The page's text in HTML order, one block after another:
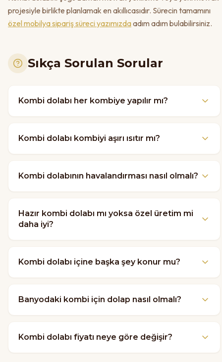
projesiyle birlikte planlamak en akıllıcasıdır. Sürecin tamamını
özel mobilya sipariş süreci yazımızdaadım adım bulabilirsiniz.
Sıkça Sorulan Sorular
Kombi dolabı her kombiye yapılır mı?
Kombi dolabı kombiyi aşırı ısıtır mı?
Kombi dolabının havalandırması nasıl olmalı?
Hazır kombi dolabı mı yoksa özel üretim mi
daha iyi?
Kombi dolabı içine başka şey konur mu?
Banyodaki kombi için dolap nasıl olmalı?
Kombi dolabı fiyatı neye göre değişir?